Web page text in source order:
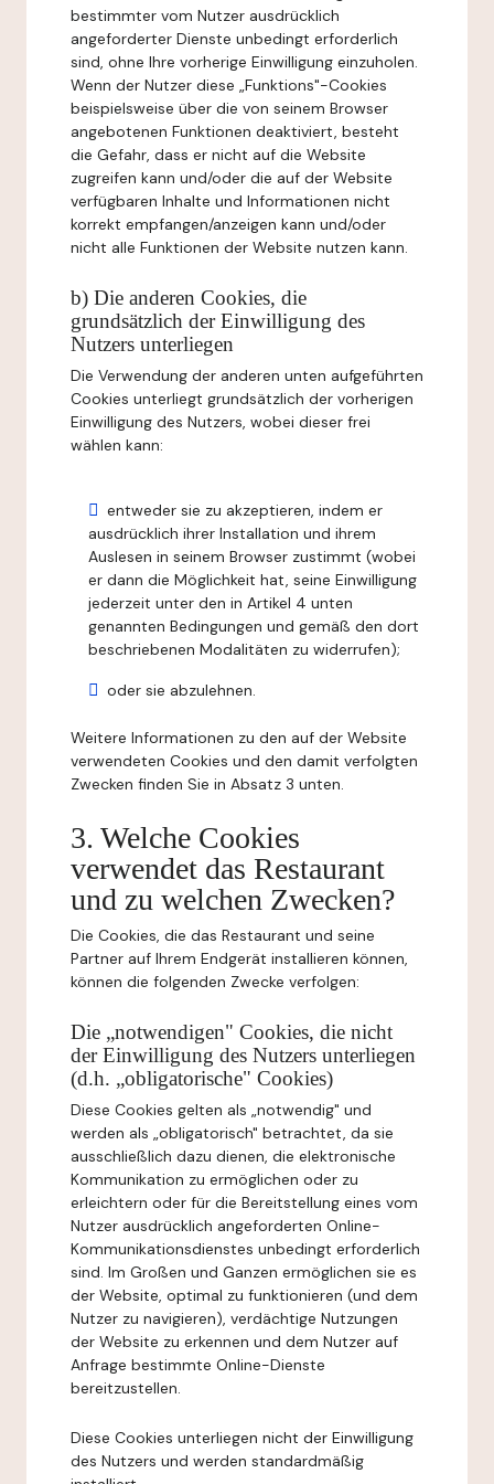
bestimmter vom Nutzer ausdrücklich
angeforderter Dienste unbedingt erforderlich
sind, ohne Ihre vorherige Einwilligung einzuholen.
Wenn der Nutzer diese „Funktions"-Cookies
beispielsweise über die von seinem Browser
angebotenen Funktionen deaktiviert, besteht
die Gefahr, dass er nicht auf die Website
zugreifen kann und/oder die auf der Website
verfügbaren Inhalte und Informationen nicht
korrekt empfangen/anzeigen kann und/oder
nicht alle Funktionen der Website nutzen kann.
b) Die anderen Cookies, die
grundsätzlich der Einwilligung des
Nutzers unterliegen
Die Verwendung der anderen unten aufgeführten
Cookies unterliegt grundsätzlich der vorherigen
Einwilligung des Nutzers, wobei dieser frei
wählen kann:
entweder sie zu akzeptieren, indem er
ausdrücklich ihrer Installation und ihrem
Auslesen in seinem Browser zustimmt (wobei
er dann die Möglichkeit hat, seine Einwilligung
jederzeit unter den in Artikel 4 unten
genannten Bedingungen und gemäß den dort
beschriebenen Modalitäten zu widerrufen);
oder sie abzulehnen.
Weitere Informationen zu den auf der Website
verwendeten Cookies und den damit verfolgten
Zwecken finden Sie in Absatz 3 unten.
3. Welche Cookies
verwendet das Restaurant
und zu welchen Zwecken?
Die Cookies, die das Restaurant und seine
Partner auf Ihrem Endgerät installieren können,
können die folgenden Zwecke verfolgen:
Die „notwendigen" Cookies, die nicht
der Einwilligung des Nutzers unterliegen
(d.h. „obligatorische" Cookies)
Diese Cookies gelten als „notwendig" und
werden als „obligatorisch" betrachtet, da sie
ausschließlich dazu dienen, die elektronische
Kommunikation zu ermöglichen oder zu
erleichtern oder für die Bereitstellung eines vom
Nutzer ausdrücklich angeforderten Online-
Kommunikationsdienstes unbedingt erforderlich
sind. Im Großen und Ganzen ermöglichen sie es
der Website, optimal zu funktionieren (und dem
Nutzer zu navigieren), verdächtige Nutzungen
der Website zu erkennen und dem Nutzer auf
Anfrage bestimmte Online-Dienste
bereitzustellen.
Diese Cookies unterliegen nicht der Einwilligung
des Nutzers und werden standardmäßig